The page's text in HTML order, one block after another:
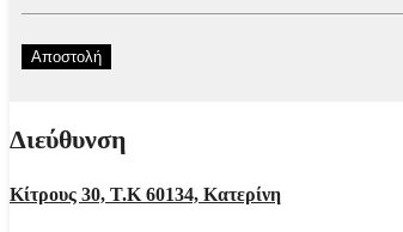
Διεύθυνση
Κίτρους 30, Τ.Κ 60134, Κατερίνη